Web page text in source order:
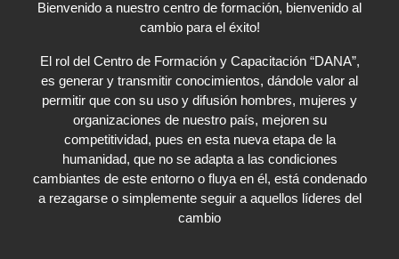
Bienvenido a nuestro centro de formación, bienvenido al
cambio para el éxito!
El rol del Centro de Formación y Capacitación “DANA”,
es generar y transmitir conocimientos, dándole valor al
permitir que con su uso y difusión hombres, mujeres y
organizaciones de nuestro país, mejoren su
competitividad, pues en esta nueva etapa de la
humanidad, que no se adapta a las condiciones
cambiantes de este entorno o fluya en él, está condenado
a rezagarse o simplemente seguir a aquellos líderes del
cambio